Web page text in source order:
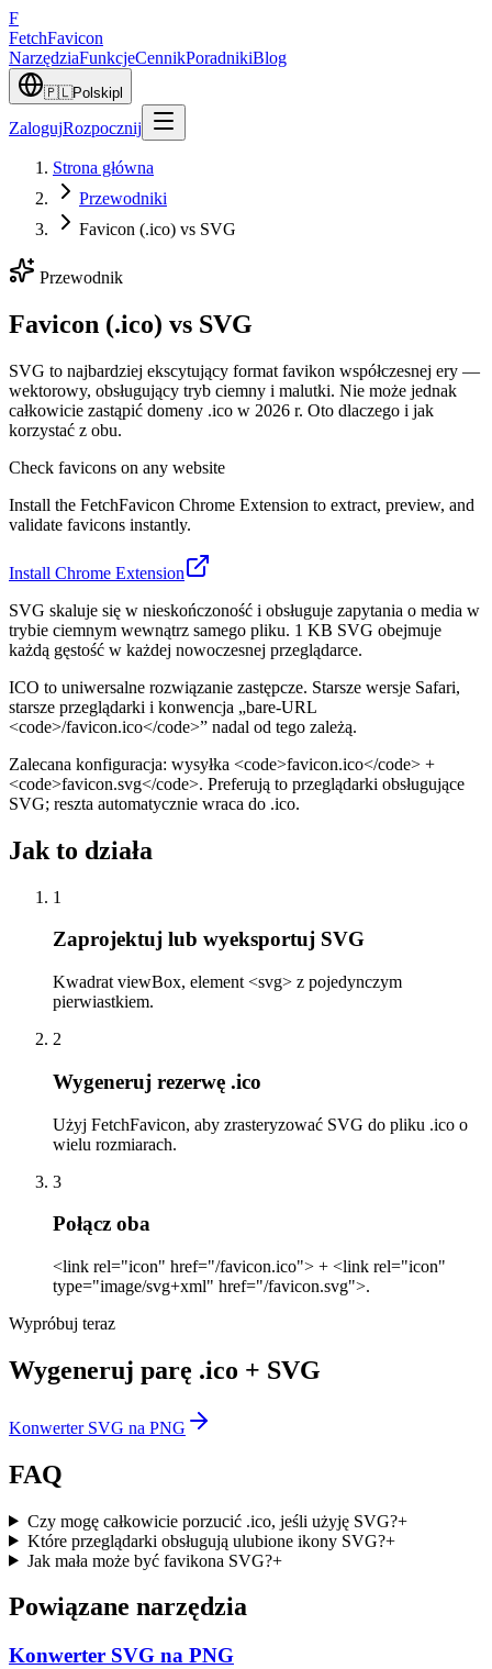
F
FetchFavicon
NarzędziaFunkcjeCennikPoradnikiBlog
🇵🇱Polskipl
ZalogujRozpocznij
Strona główna
Przewodniki
Favicon (.ico) vs SVG
Przewodnik
Favicon (.ico) vs SVG
SVG to najbardziej ekscytujący format favikon współczesnej ery —
wektorowy, obsługujący tryb ciemny i malutki. Nie może jednak
całkowicie zastąpić domeny .ico w 2026 r. Oto dlaczego i jak
korzystać z obu.
Check favicons on any website
Install the FetchFavicon Chrome Extension to extract, preview, and
validate favicons instantly.
Install Chrome Extension
SVG skaluje się w nieskończoność i obsługuje zapytania o media w
trybie ciemnym wewnątrz samego pliku. 1 KB SVG obejmuje
każdą gęstość w każdej nowoczesnej przeglądarce.
ICO to uniwersalne rozwiązanie zastępcze. Starsze wersje Safari,
starsze przeglądarki i konwencja „bare-URL
<code>/favicon.ico</code>” nadal od tego zależą.
Zalecana konfiguracja: wysyłka <code>favicon.ico</code> +
<code>favicon.svg</code>. Preferują to przeglądarki obsługujące
SVG; reszta automatycznie wraca do .ico.
Jak to działa
1
Zaprojektuj lub wyeksportuj SVG
Kwadrat viewBox, element <svg> z pojedynczym
pierwiastkiem.
2
Wygeneruj rezerwę .ico
Użyj FetchFavicon, aby zrasteryzować SVG do pliku .ico o
wielu rozmiarach.
3
Połącz oba
<link rel="icon" href="/favicon.ico"> + <link rel="icon"
type="image/svg+xml" href="/favicon.svg">.
Wypróbuj teraz
Wygeneruj parę .ico + SVG
Konwerter SVG na PNG
FAQ
Czy mogę całkowicie porzucić .ico, jeśli użyję SVG?+
Które przeglądarki obsługują ulubione ikony SVG?+
Jak mała może być favikona SVG?+
Powiązane narzędzia
Konwerter SVG na PNG